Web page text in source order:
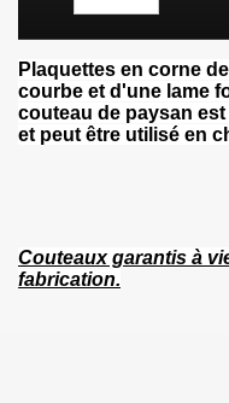
Plaquettes en corne
courbe et d'une lame
couteau de paysan
et peut être utilisé en
Couteaux garantis à
fabrication.